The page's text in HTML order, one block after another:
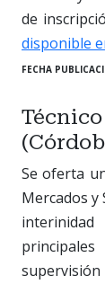
de
disponible
FECHA
Se oferta
Mercados y